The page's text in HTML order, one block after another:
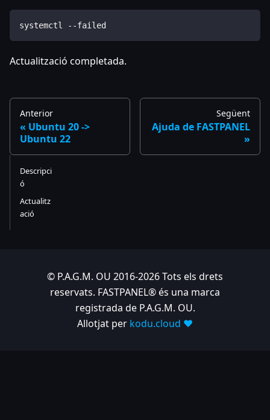
systemctl --failed
Actualització completada.
Anterior
Ubuntu 20 ->
Ubuntu 22
Següent
Ajuda de FASTPANEL
Descripci
ó
Actualitz
ació
© P.A.G.M. OU 2016-2026 Tots els drets
reservats. FASTPANEL® és una marca
registrada de P.A.G.M. OU.
Allotjat per kodu.cloud ❤️